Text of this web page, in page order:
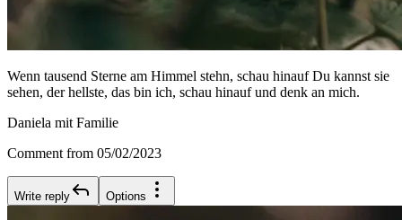
Wenn tausend Sterne am Himmel stehn, schau hinauf Du kannst sie
sehen, der hellste, das bin ich, schau hinauf und denk an mich.
Daniela mit Familie
Comment from 05/02/2023
Write reply Options